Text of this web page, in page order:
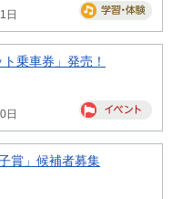
日
乗車券」発売！
日
賞」候補者募集